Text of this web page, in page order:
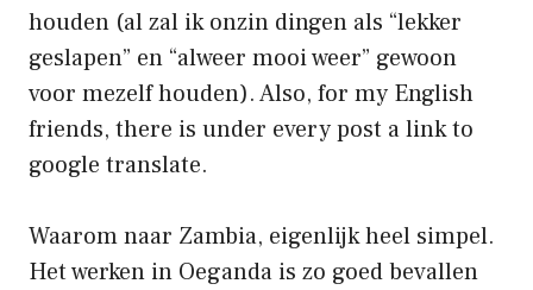
houden (al zal ik onzin dingen als “lekker
geslapen” en “alweer mooi weer” gewoon
voor mezelf houden). Also, for my English
friends, there is under every post a link to
google translate.
Waarom naar Zambia, eigenlijk heel simpel.
Het werken in Oeganda is zo goed bevallen